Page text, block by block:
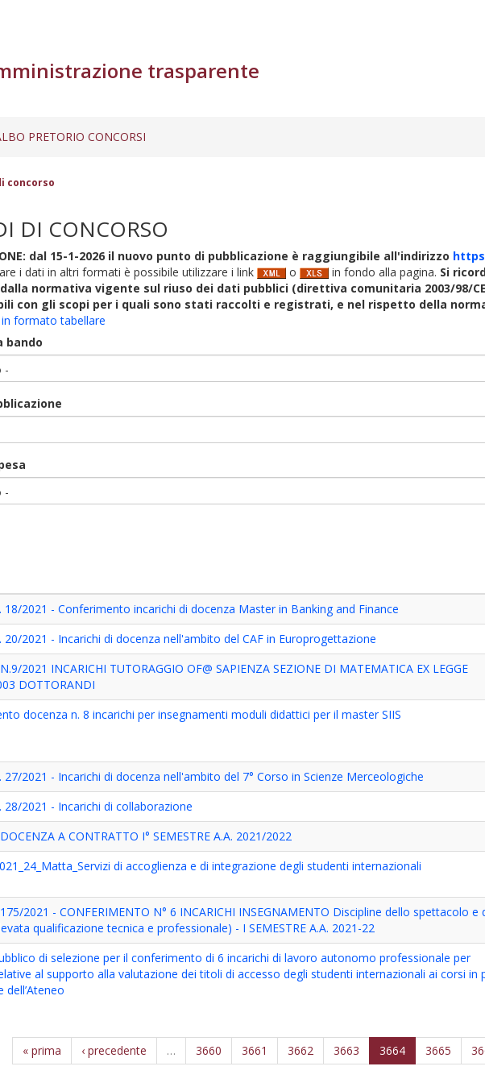
trasparente
PRETORIO CONCORSI
concorso
DI CONCORSO
dal 15-1-2026 il nuovo punto di pubblicazione è raggiungibile all'indirizzo
i dati in altri formati è possibile utilizzare i link
o in fondo alla pagina. Si
normativa vigente sul riuso dei dati pubblici (direttiva comunitaria 2003/98/
con gli scopi per i quali sono stati raccolti e registrati, e nel rispetto della
in formato tabellare
bando
-
-
18/2021 - Conferimento incarichi di docenza Master in Banking and Finance
20/2021 - Incarichi di docenza nell'ambito del CAF in Europrogettazione
2021 INCARICHI TUTORAGGIO OF@ SAPIENZA SEZIONE DI MATEMATICA EX LEGGE
DOTTORANDI
docenza n. 8 incarichi per insegnamenti moduli didattici per il master SIIS
27/2021 - Incarichi di docenza nell'ambito del 7° Corso in Scienze Merceologiche
28/2021 - Incarichi di collaborazione
A CONTRATTO I° SEMESTRE A.A. 2021/2022
di accoglienza e di integrazione degli studenti internazionali
2021 - CONFERIMENTO N° 6 INCARICHI INSEGNAMENTO Discipline dello spettacolo e
qualificazione tecnica e professionale) - I SEMESTRE A.A. 2021-22
di selezione per il conferimento di 6 incarichi di lavoro autonomo professionale per
al supporto alla valutazione dei titoli di accesso degli studenti internazionali ai corsi in
dell’Ateneo
« prima ‹ precedente … 3660 3661 3662 3663 3664 3665